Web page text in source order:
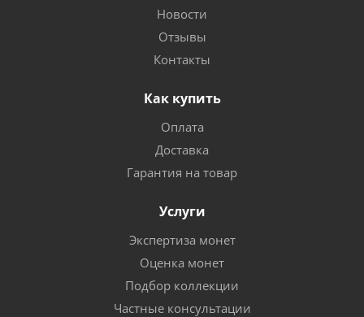
Новости
Отзывы
Контакты
Как купить
Оплата
Доставка
Гарантия на товар
Услуги
Экспертиза монет
Оценка монет
Подбор коллекции
Частные консультации